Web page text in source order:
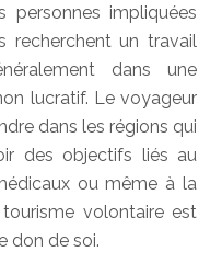
impliquées
recherchent un travail
dans une
lucratif. Le voyageur
dans les régions qui
des objectifs liés au
ou même à la
volontaire est
don de soi.